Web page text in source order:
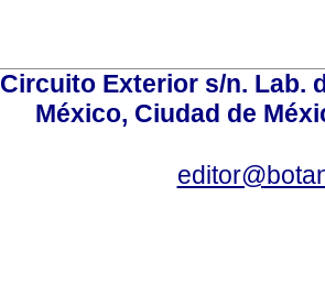
Circuito Exterior s/n. Lab.
México, Ciudad de